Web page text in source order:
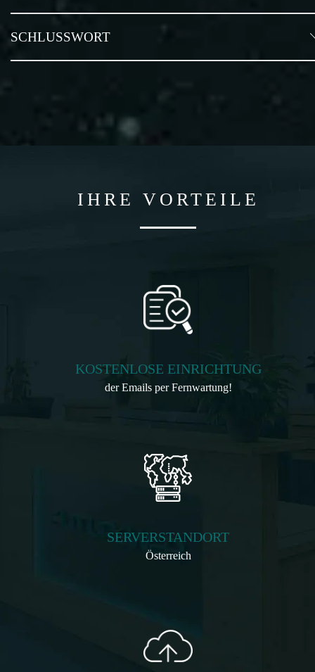
SCHLUSSWORT
IHRE VORTEILE
KOSTENLOSE EINRICHTUNG
der Emails per Fernwartung!
SERVERSTANDORT
Österreich